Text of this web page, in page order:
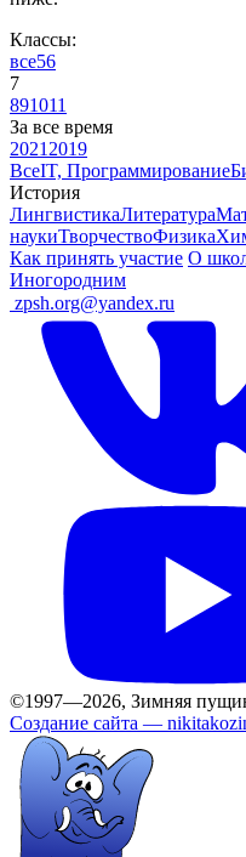
Классы:
все56
7
891011
За все время
2021 2019
ВсеIT, Программирование
История
ЛингвистикаЛитература
наукиТворчествоФизика
Как принять участие О
Иногородним
zpsh.org@yandex.ru
©1997—2026, Зимняя
Создание сайта —